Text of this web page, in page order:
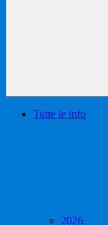
Tutte le info
2026